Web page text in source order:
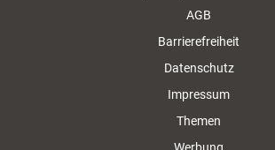
AGB
Barrierefreiheit
Datenschutz
Impressum
Themen